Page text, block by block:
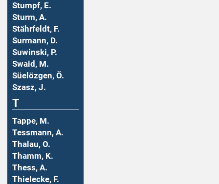
Stumpf, E.
Sturm, A.
Stährfeldt, F.
Surmann, D.
Suwinski, P.
Swaid, M.
Süelözgen, Ö.
Szasz, J.
T
Tappe, M.
Tessmann, A.
Thalau, O.
Thamm, K.
Thess, A.
Thielecke, F.